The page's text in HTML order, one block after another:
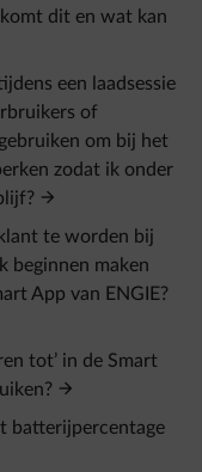
dit en wat kan
een laadsessie
of
om bij het
zodat ik onder
te worden bij
beginnen maken
App van ENGIE?
tot’ in de Smart
batterijpercentage